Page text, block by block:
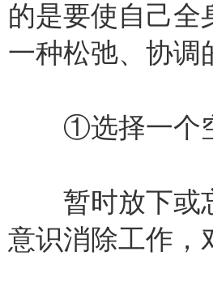
的是要使自己全
一种松弛、协调
①选择一个空
暂时放下或忘
意识消除工作，